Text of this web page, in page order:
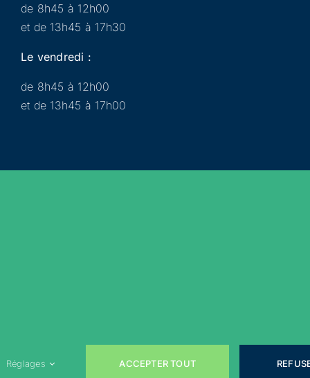
de 8h45 à 12h00
et de 13h45 à 17h30
Le vendredi :
de 8h45 à 12h00
et de 13h45 à 17h00
Réglages ACCEPTER TOUT